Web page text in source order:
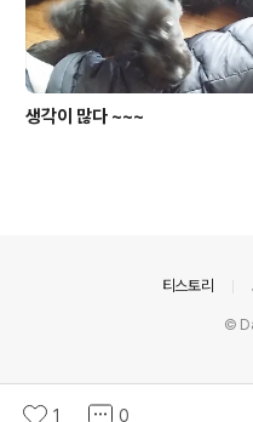
생각이 많다 ~~~
1 0
티스토리
©